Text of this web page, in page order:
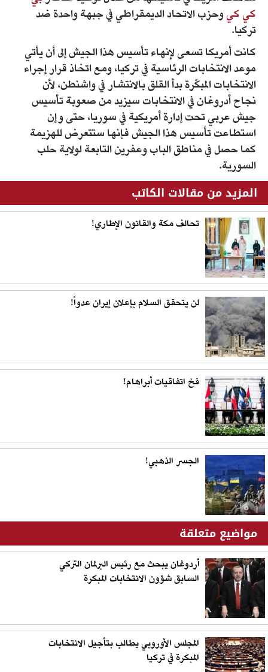
كي كيوحزب الاتحاد الديمقراطي في جبهة واحدة ضد
تركيا.
كانت أمريكا تسعى لإنهاء تأسيس هذا الجيش إلى أن يأتي
موعد الانتخابات الرئاسية في تركيا، ومع اتخاذ قرار إجراء
الانتخابات المبكّرة بدأ القلق بالانتشار في واشنطن، لأن
نجاح أدروغان في الانتخابات سيزيد من صعوبة تأسيس
جيش عربي تحت إدارة أمريكية في سوريا، حتى وإن
استطاعت تأسيس هذا الجيش فإنها ستتعرض للهزيمة
كما حصل في مناطق الباب وعفرين التابعة لولاية حلب
السورية.
المزيد من مقالات الكاتب
تحالف مكة والقانون الإطاري!
لن يتحقق السلام بإعلان إيران عدواً!
فخ اتفاقيات أبراهام!
الجسر الذهبي!
مواضيع متعلقة
أردوغان يبحث مع رئيس البرلمان التركي
السابق شؤون الانتخابات المبكرة
المجلس الأوروبي يطالب بتأجيل الانتخابات
المبكرة في تركيا